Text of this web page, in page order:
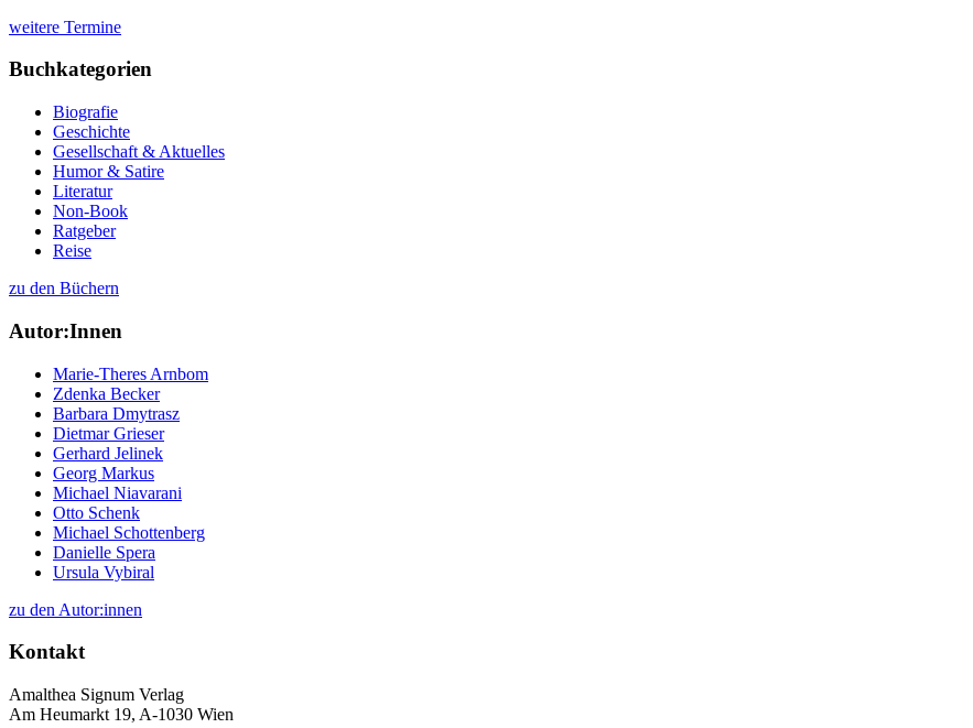
weitere Termine
Buchkategorien
Biografie
Geschichte
Gesellschaft & Aktuelles
Humor & Satire
Literatur
Non-Book
Ratgeber
Reise
zu den Büchern
Autor:Innen
Marie-Theres Arnbom
Zdenka Becker
Barbara Dmytrasz
Dietmar Grieser
Gerhard Jelinek
Georg Markus
Michael Niavarani
Otto Schenk
Michael Schottenberg
Danielle Spera
Ursula Vybiral
zu den Autor:innen
Kontakt
Amalthea Signum Verlag
Am Heumarkt 19, A-1030 Wien